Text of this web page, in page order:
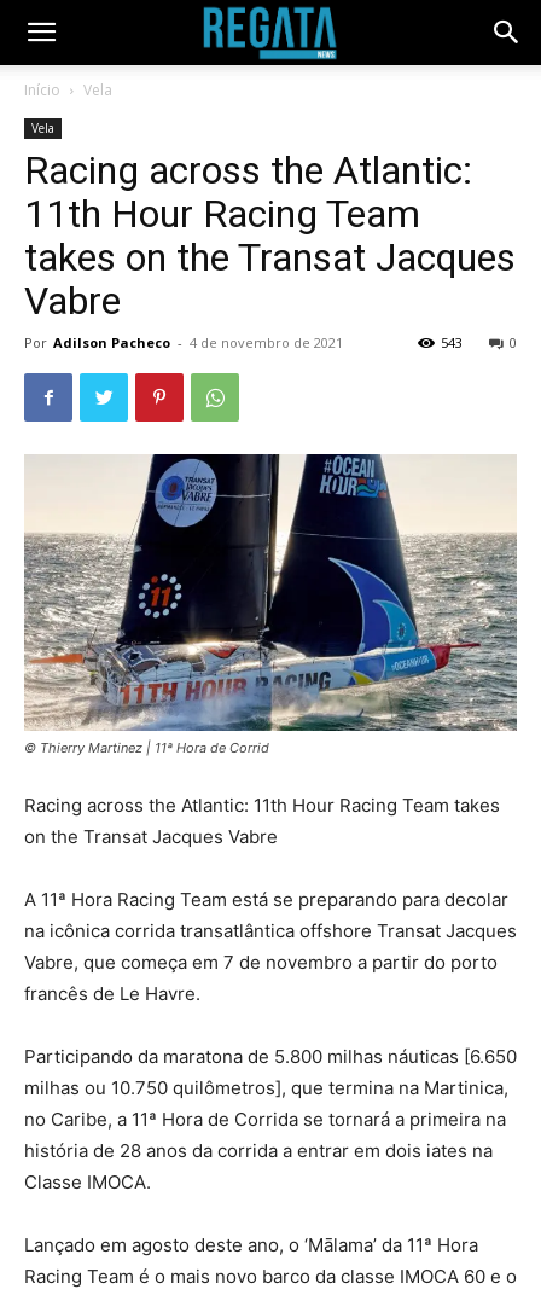
Início Vela
Vela
Racing across the Atlantic:
11th Hour Racing Team
takes on the Transat Jacques
Vabre
Por Adilson Pacheco - 4 de novembro de 2021 0
543
© Thierry Martinez | 11ª Hora de Corrid
Racing across the Atlantic: 11th Hour Racing Team takes
on the Transat Jacques Vabre
A 11ª Hora Racing Team está se preparando para decolar
na icônica corrida transatlântica offshore Transat Jacques
Vabre, que começa em 7 de novembro a partir do porto
francês de Le Havre.
Participando da maratona de 5.800 milhas náuticas [6.650
milhas ou 10.750 quilômetros], que termina na Martinica,
no Caribe, a 11ª Hora de Corrida se tornará a primeira na
história de 28 anos da corrida a entrar em dois iates na
Classe IMOCA.
Lançado em agosto deste ano, o ‘Mālama’ da 11ª Hora
Racing Team é o mais novo barco da classe IMOCA 60 e o